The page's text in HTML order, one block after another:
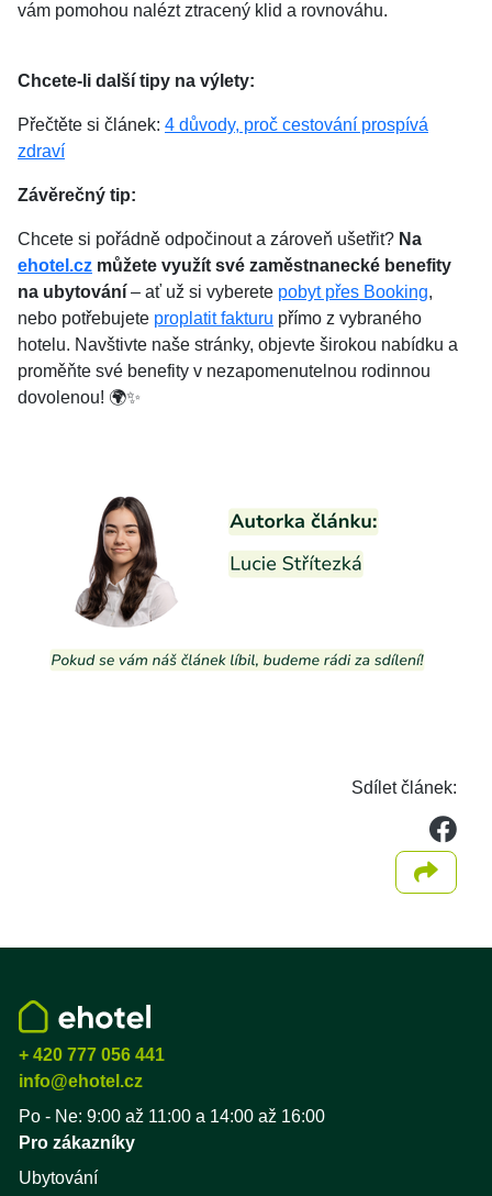
vám pomohou nalézt ztracený klid a rovnováhu.
Chcete-li další tipy na výlety:
Přečtěte si článek: 4 důvody, proč cestování prospívá
zdraví
Závěrečný tip:
Chcete si pořádně odpočinout a zároveň ušetřit? Na
ehotel.cz můžete využít své zaměstnanecké benefity
na ubytování – ať už si vyberete pobyt přes Booking,
nebo potřebujete proplatit fakturu přímo z vybraného
hotelu. Navštivte naše stránky, objevte širokou nabídku a
proměňte své benefity v nezapomenutelnou rodinnou
dovolenou! 🌍✨
Sdílet článek:
+ 420 777 056 441
info@ehotel.cz
Po - Ne: 9:00 až 11:00 a 14:00 až 16:00
Pro zákazníky
Ubytování